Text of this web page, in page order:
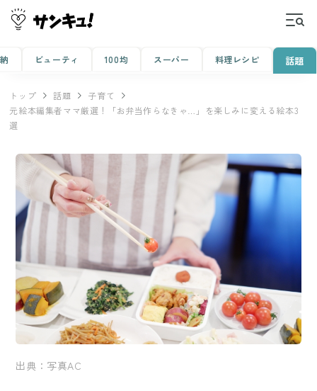
ビューティ 100均 スーパー 料理レシピ 話題
トップ 話題
子育て
元絵本編集者ママ厳選！「お弁当作らなきゃ…」を楽しみに変える絵本3
選
出典：写真AC